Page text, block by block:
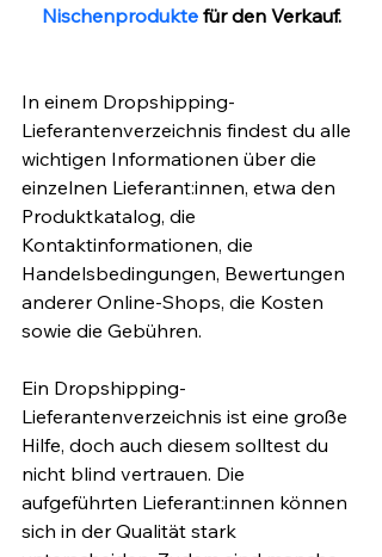
Nischenprodukte für den Verkauf.
In einem Dropshipping-
Lieferantenverzeichnis findest du alle
wichtigen Informationen über die
einzelnen Lieferant:innen, etwa den
Produktkatalog, die
Kontaktinformationen, die
Handelsbedingungen, Bewertungen
anderer Online-Shops, die Kosten
sowie die Gebühren.
Ein Dropshipping-
Lieferantenverzeichnis ist eine große
Hilfe, doch auch diesem solltest du
nicht blind vertrauen. Die
aufgeführten Lieferant:innen können
sich in der Qualität stark